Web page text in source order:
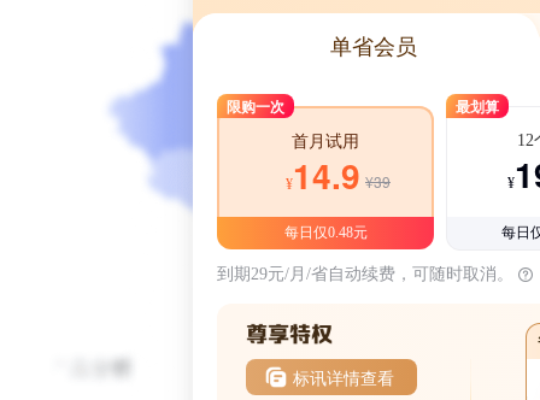
单省会员
限购一次
首月试用
¥14.9 ¥39
每日仅0.48元
最划算
12
¥
每日
到期29元/月/省自动续费，可随时取消。
标讯详情查看